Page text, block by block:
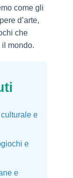
come gli
d’arte,
che
mondo.
e
e
e